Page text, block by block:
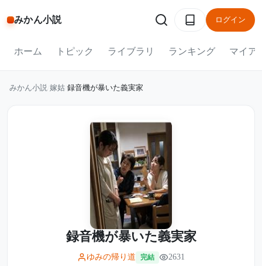
みかん小説 ログイン
ホーム トピック ライブラリ ランキング マイア
みかん小説 嫁姑 録音機が暴いた義実家
録音機が暴いた義実家
ゆみの帰り道 完結 2631